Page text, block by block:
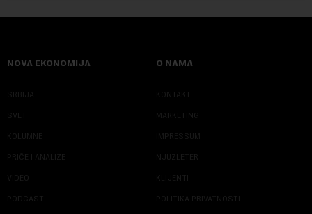
NOVA EKONOMIJA
SRBIJA
SVET
KOLUMNE
PRIČE I ANALIZE
VIDEO
PODCAST
O NAMA
KONTAKT
MARKETING
IMPRESSUM
NJUZLETER
KLIJENTI
POLITIKA PRIVATNOSTI